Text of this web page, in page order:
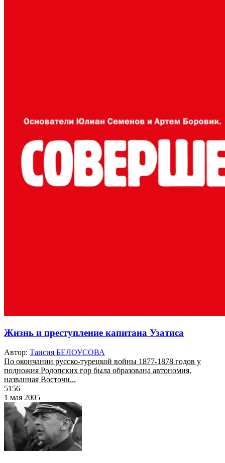
Жизнь и преступление капитана Узатиса
Автор: Таисия БЕЛОУСОВА
По окончании русско-турецкой войны 1877-1878 годов у
подножия Родопских гор была образована автономия,
названная Восточн...
5156
1 мая 2005